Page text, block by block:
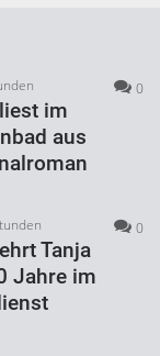
0
im
aus
0
Tanja
Jahre im